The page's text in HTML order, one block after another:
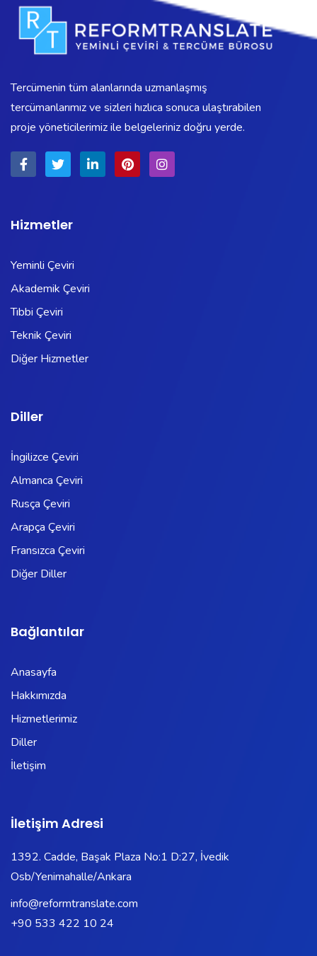
Tercümenin tüm alanlarında uzmanlaşmış
tercümanlarımız ve sizleri hızlıca sonuca ulaştırabilen
proje yöneticilerimiz ile belgeleriniz doğru yerde.
Hizmetler
Yeminli Çeviri
Akademik Çeviri
Tıbbi Çeviri
Teknik Çeviri
Diğer Hizmetler
Diller
İngilizce Çeviri
Almanca Çeviri
Rusça Çeviri
Arapça Çeviri
Fransızca Çeviri
Diğer Diller
Bağlantılar
Anasayfa
Hakkımızda
Hizmetlerimiz
Diller
İletişim
İletişim Adresi
1392. Cadde, Başak Plaza No:1 D:27, İvedik
Osb/Yenimahalle/Ankara
info@reformtranslate.com
+90 533 422 10 24